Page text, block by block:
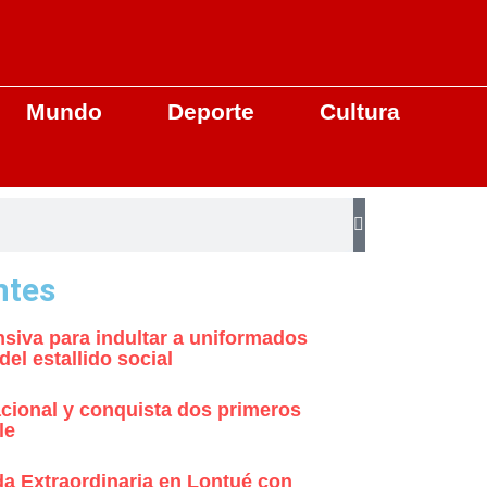
Mundo Deporte
Cultura
para indultar a uniformados
estallido social
y conquista dos primeros
Extraordinaria en Lontué con